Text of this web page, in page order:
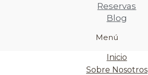
Reservas
Blog
Menú
Inicio
Sobre Nosotros